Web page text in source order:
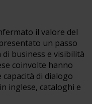
il valore del
un passo
business e visibilità
coinvolte hanno
di dialogo
inglese, cataloghi e